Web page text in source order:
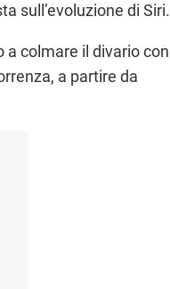
sull’evoluzione di Siri.
a colmare il divario con
a partire da